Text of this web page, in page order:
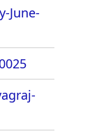
June-